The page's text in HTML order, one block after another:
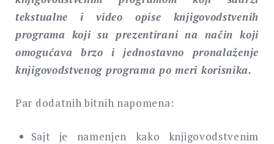
tekstualne i video opise knjigovodstvenih
programa koji su prezentirani na način koji
omogućava brzo i jednostavno pronalaženje
knjigovodstvenog programa po meri korisnika.
Par dodatnih bitnih napomena:
Sajt je namenjen kako knjigovodstvenim